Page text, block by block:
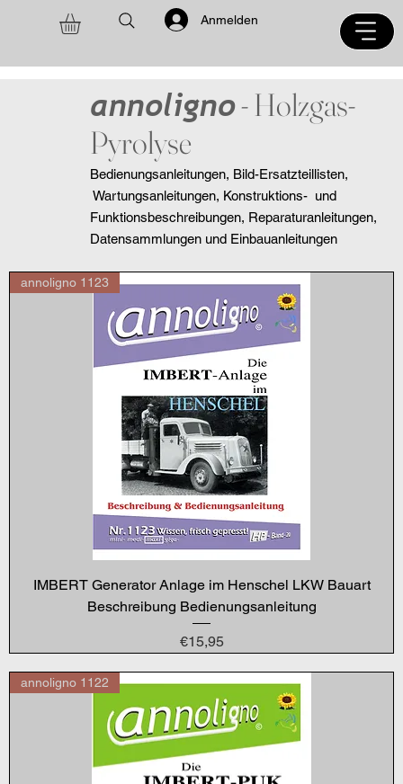
Anmelden
annoligno- Holzgas-
Pyrolyse
Bedienungsanleitungen, Bild-Ersatzteillisten,
Wartungsanleitungen, Konstruktions- und
Funktionsbeschreibungen, Reparaturanleitungen,
Datensammlungen und Einbauanleitungen
annoligno 1123
IMBERT Generator Anlage im Henschel LKW Bauart
Beschreibung Bedienungsanleitung
Price
€15,95
annoligno 1122